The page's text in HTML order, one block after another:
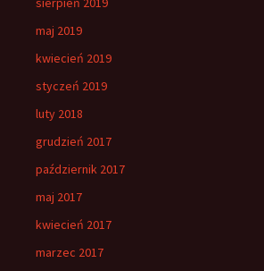
maj 2019
kwiecień 2019
styczeń 2019
luty 2018
grudzień 2017
październik 2017
maj 2017
kwiecień 2017
marzec 2017